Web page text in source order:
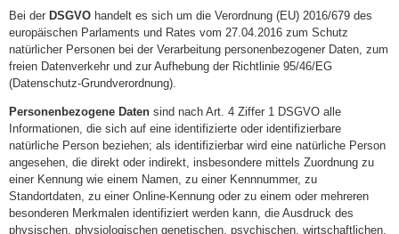
Bei der DSGVO handelt es sich um die Verordnung (EU) 2016/679 des
europäischen Parlaments und Rates vom 27.04.2016 zum Schutz
natürlicher Personen bei der Verarbeitung personenbezogener Daten, zum
freien Datenverkehr und zur Aufhebung der Richtlinie 95/46/EG
(Datenschutz-Grundverordnung).
Personenbezogene Daten sind nach Art. 4 Ziffer 1 DSGVO alle
Informationen, die sich auf eine identifizierte oder identifizierbare
natürliche Person beziehen; als identifizierbar wird eine natürliche Person
angesehen, die direkt oder indirekt, insbesondere mittels Zuordnung zu
einer Kennung wie einem Namen, zu einer Kennnummer, zu
Standortdaten, zu einer Online-Kennung oder zu einem oder mehreren
besonderen Merkmalen identifiziert werden kann, die Ausdruck des
physischen, physiologischen genetischen, psychischen, wirtschaftlichen,